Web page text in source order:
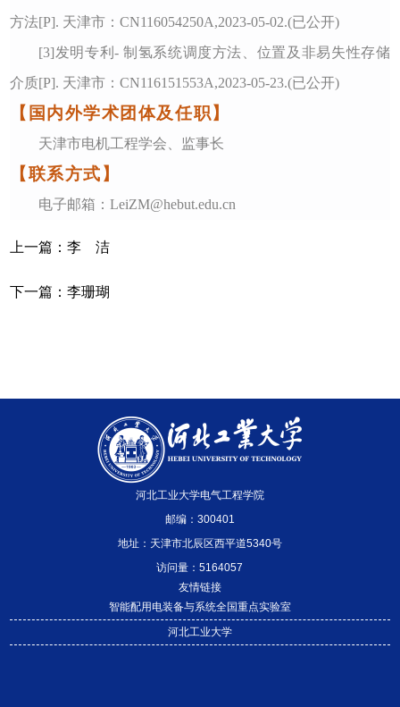
方法[P]. 天津市：CN116054250A,2023-05-02.(已公开)
[3]发明专利- 制氢系统调度方法、位置及非易失性存储
介质[P]. 天津市：CN116151553A,2023-05-23.(已公开)
【国内外学术团体及任职】
天津市电机工程学会、监事长
【联系方式】
电子邮箱：LeiZM@hebut.edu.cn
上一篇：李 洁
下一篇：李珊瑚
河北工业大学电气工程学院
邮编：300401
地址：天津市北辰区西平道5340号
访问量：5164057
友情链接
智能配用电装备与系统全国重点实验室
河北工业大学